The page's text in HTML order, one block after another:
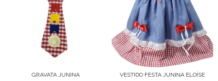
GRAVATA JUNINA VESTIDO FESTA JUNINA ELOÍSE